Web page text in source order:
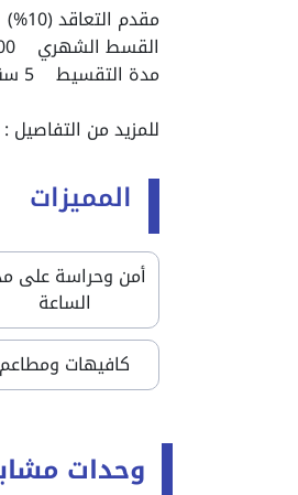
مقدم التعاقد (10%) 750,000 ج
القسط الشهري 112,500 ج
مدة التقسيط 5 سنوات (60 شهراً)
للمزيد من التفاصيل : 01040305503
المميزات
أمن وحراسة على
الساعة
كافيهات ومطاعم
وحدات